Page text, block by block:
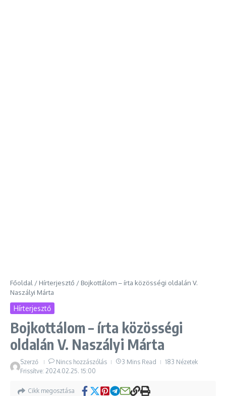
Főoldal / Hírterjesztő / Bojkottálom – írta közösségi oldalán V.
Naszályi Márta
Hírterjesztő
Bojkottálom – írta közösségi
oldalán V. Naszályi Márta
Szerző Nincs hozzászólás 3 Mins Read
183 Nézetek
Frissítve: 2024.02.25. 15:00
Cikk megosztása